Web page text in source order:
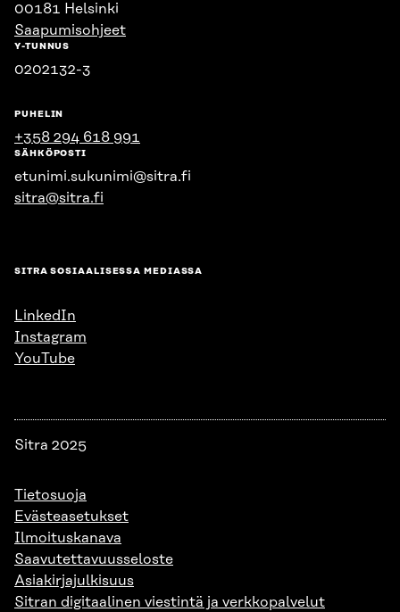
00181 Helsinki
Saapumisohjeet
Y-TUNNUS
0202132-3
PUHELIN
+358 294 618 991
SÄHKÖPOSTI
etunimi.sukunimi@sitra.fi
sitra@sitra.fi
SITRA SOSIAALISESSA MEDIASSA
LinkedIn
Instagram
YouTube
Sitra 2025
Tietosuoja
Evästeasetukset
Ilmoituskanava
Saavutettavuusseloste
Asiakirjajulkisuus
Sitran digitaalinen viestintä ja verkkopalvelut